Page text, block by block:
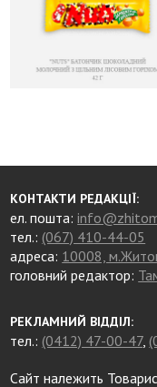
КОНТАКТИ РЕДАКЦІЇ:
ел. пошта:
тел.: (067) 410-44-05
адреса: 10008,
головний редактор:
РЕКЛАМНИЙ ВІДДІЛ:
тел.: (0412) 47-00-47,
Сайт належить